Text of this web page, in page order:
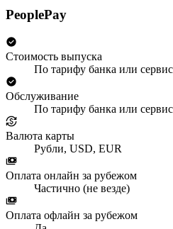
PeoplePay
Стоимость выпуска
По тарифу банка или
Обслуживание
По тарифу банка или
Валюта карты
Рубли, USD, EUR
Оплата онлайн за рубежом
Частично (не везде)
Оплата офлайн за рубежом